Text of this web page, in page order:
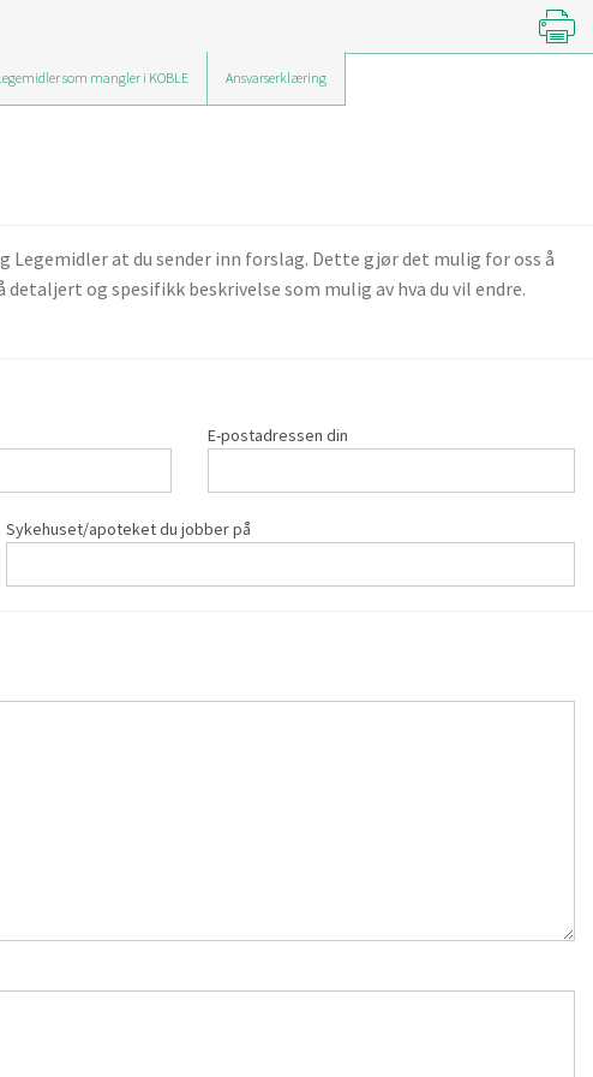
som mangler i KOBLE Ansvarserklæring
at du sender inn forslag. Dette gjør det mulig for oss å
og spesifikk beskrivelse som mulig av hva du vil endre.
E-postadressen din
Sykehuset/apoteket du jobber på